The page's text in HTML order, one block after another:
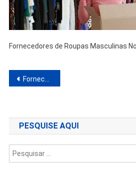
Fornecedores de Roupas Masculinas
Navegação
Post
Fornecedores de Roupas Masculinas No Atacado
PESQUISE AQUI